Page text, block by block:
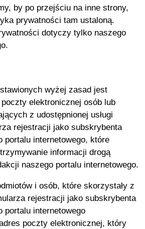
by po przejściu na inne strony,
prywatności tam ustaloną.
dotyczy tylko naszego
wyżej zasad jest
elektronicznej osób lub
z udostępnionej usługi
rejestracji jako subskrybenta
portalu internetowego, które
informacji drogą
naszego portalu internetowego.
i osób, które skorzystały z
rejestracji jako subskrybenta
portalu internetowego
poczty elektronicznej, który